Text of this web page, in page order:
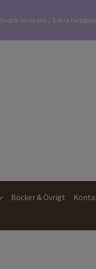
Snabb leverans / Säkra
Böcker & Övrigt